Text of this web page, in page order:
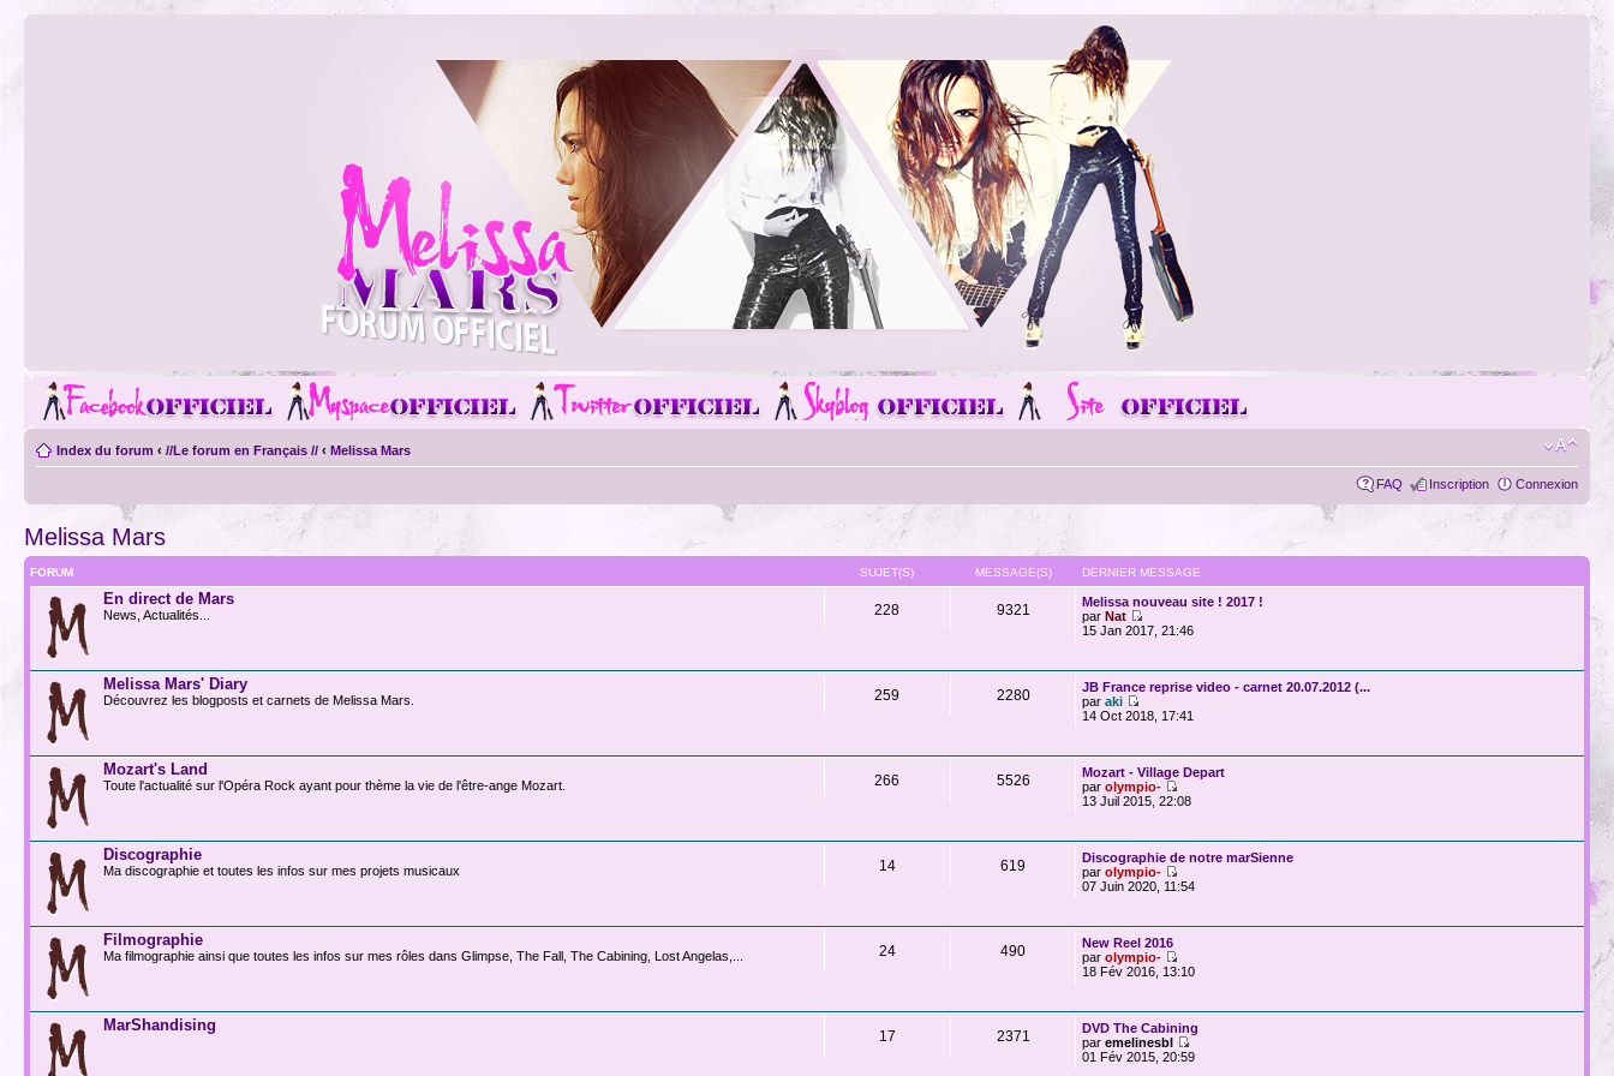
Index du forum ‹ //Le forum en Français // ‹ Melissa Mars
FAQ Inscription Connexion
Melissa Mars
FORUM SUJET(S) MESSAGE(S) DERNIER MESSAGE
En direct de Mars
News, Actualités... 228 9321
Melissa nouveau site ! 2017 !
parNat
15 Jan 2017, 21:46
Melissa Mars' Diary
Découvrez les blogposts et carnets de Melissa Mars. 259 2280
JB France reprise video - carnet 20.07.2012 (...
paraki
14 Oct 2018, 17:41
Mozart's Land
Toute l'actualité sur l'Opéra Rock ayant pour thème la vie de l'être-ange Mozart. 266 5526
Mozart - Village Depart
parolympio-
13 Juil 2015, 22:08
Discographie
Ma discographie et toutes les infos sur mes projets musicaux 14 619
Discographie de notre marSienne
parolympio-
07 Juin 2020, 11:54
Filmographie
Ma filmographie ainsi que toutes les infos sur mes rôles dans Glimpse, The Fall, The Cabining, Lost Angelas,... 24 490
New Reel 2016
parolympio-
18 Fév 2016, 13:10
MarShandising
17 2371
DVD The Cabining
paremelinesbl
01 Fév 2015, 20:59